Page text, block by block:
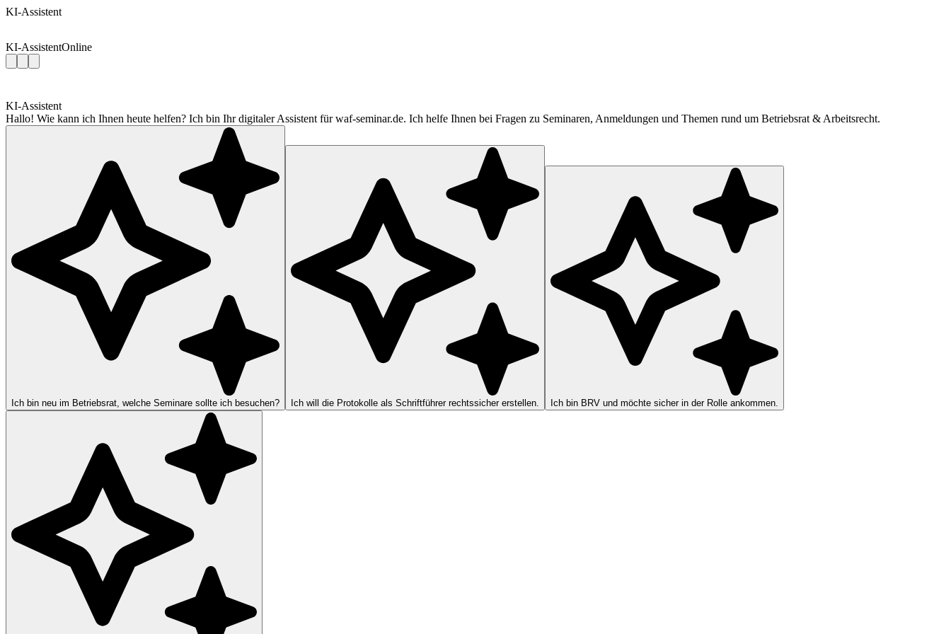
KI-Assistent
KI-AssistentOnline
KI-Assistent
Hallo! Wie kann ich Ihnen heute helfen? Ich bin Ihr digitaler Assistent für waf-seminar.de. Ich helfe Ihnen bei Fragen zu Seminaren, Anmeldungen und Themen rund um Betriebsrat & Arbeitsrecht.
Ich bin neu im Betriebsrat, welche Seminare sollte ich besuchen? Ich will die Protokolle als Schriftführer rechtssicher erstellen. Ich bin BRV und möchte sicher in der Rolle ankommen.